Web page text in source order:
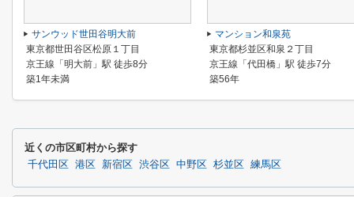
サンウッド世田谷明大前
東京都世田谷区松原１丁目
京王線「明大前」駅 徒歩8分
築1年未満
マンション和泉苑
東京都杉並区和泉２丁目
京王線「代田橋」駅 徒歩7分
築56年
近くの市区町村から探す
千代田区 港区 新宿区 渋谷区 中野区 杉並区 練馬区